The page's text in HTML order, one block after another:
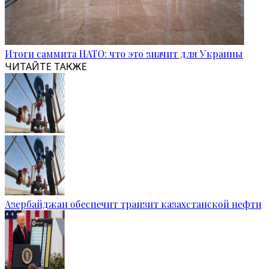
Итоги саммита НАТО: что это значит для Украины
ЧИТАЙТЕ ТАКЖЕ
Азербайджан обеспечит транзит казахстанской нефти